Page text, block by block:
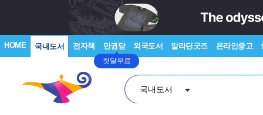
HOME 국내도서 전자책 만권당
첫달무료
외국도서 알라딘굿즈 온라인중고
국내도서